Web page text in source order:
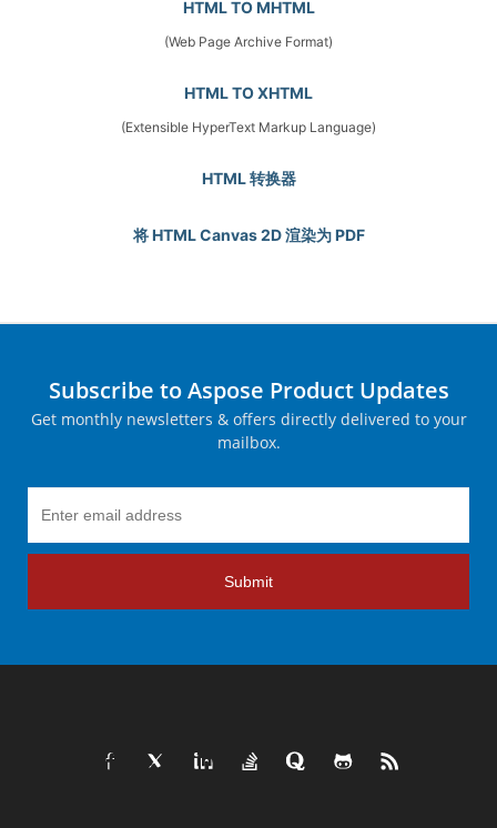
HTML TO MHTML
(Web Page Archive Format)
HTML TO XHTML
(Extensible HyperText Markup Language)
HTML 转换器
将 HTML Canvas 2D 渲染为 PDF
Subscribe to Aspose Product Updates
Get monthly newsletters & offers directly delivered to your
mailbox.
Submit